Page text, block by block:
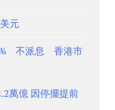
元
不派息 香港市
萬億 因停擺提前